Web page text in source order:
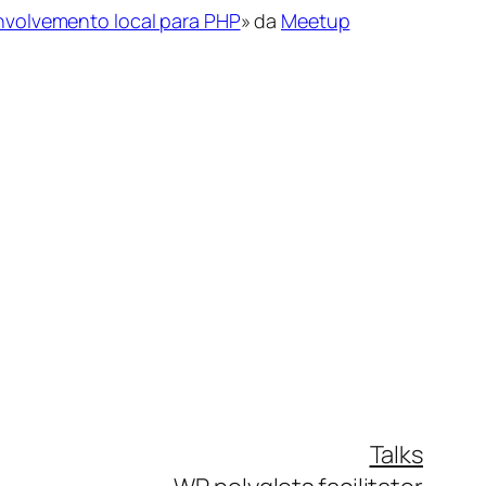
local para PHP» da Meetup
Talks